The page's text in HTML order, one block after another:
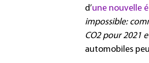
d’une nouvelle
impossible:
CO2 pour 2021
automobiles